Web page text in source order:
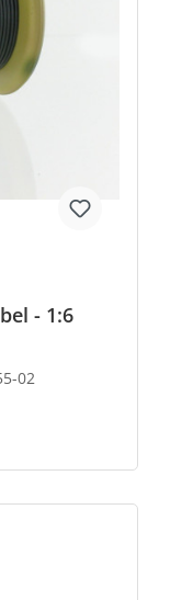
- 1:6
02